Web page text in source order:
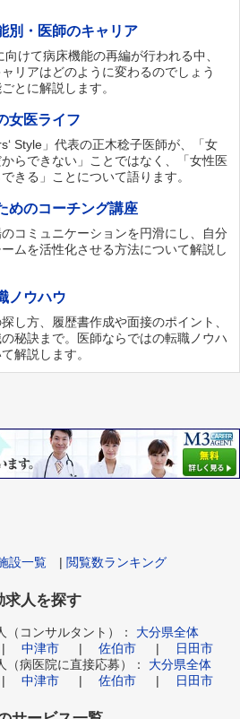
別・医師のキャリア
向けて病床機能の再編が行われる中、
リアはどのように変わるのでしょう
とに解説します。
女医ライフ
Style」代表の正木稔子医師が、「女
らできない」ことではなく、「女性医
きる」ことについて語ります。
めのコーチング講座
のコミュニケーションを円滑にし、自分
ムを活性化させる方法について解説し
ノウハウ
し方、履歴書作成や面接のポイント、
秘訣まで。医師ならではの転職ノウハ
解説します。
設一覧 | 閲覧数ランキング
求人を探す
（コンサルタント）： 大分県全体
中津市 | 佐伯市 |
日田市
（病医院に直接応募）： 大分県全体
中津市 | 佐伯市 | 日田市